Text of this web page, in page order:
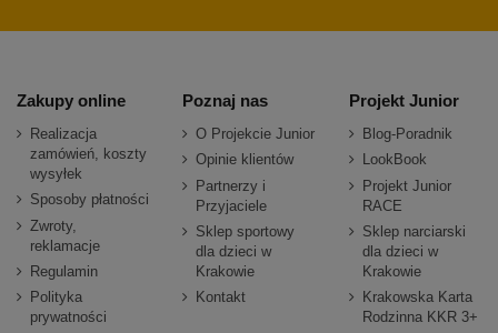
Zakupy online
Realizacja
zamówień, koszty
wysyłek
Sposoby płatności
Zwroty,
reklamacje
Regulamin
Polityka
prywatności
Poznaj nas
O Projekcie Junior
Opinie klientów
Partnerzy i
Przyjaciele
Sklep sportowy
dla dzieci w
Krakowie
Kontakt
Projekt Junior
Blog-Poradnik
LookBook
Projekt Junior
RACE
Sklep narciarski
dla dzieci w
Krakowie
Krakowska Karta
Rodzinna KKR 3+